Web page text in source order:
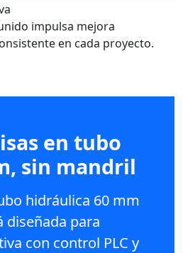
impulsa mejora
en cada proyecto.
en tubo
sin mandril
hidráulica 60 mm
diseñada para
con control PLC y